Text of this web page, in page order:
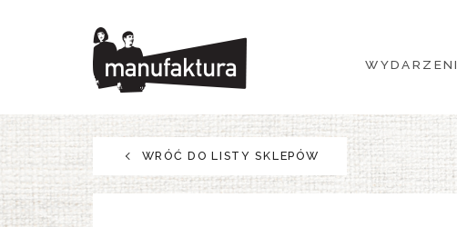
WYDARZENIA
ZAKUPY
PROMOCJE
ROZRYWKA
WRÓĆ DO LISTY SKLEPÓW